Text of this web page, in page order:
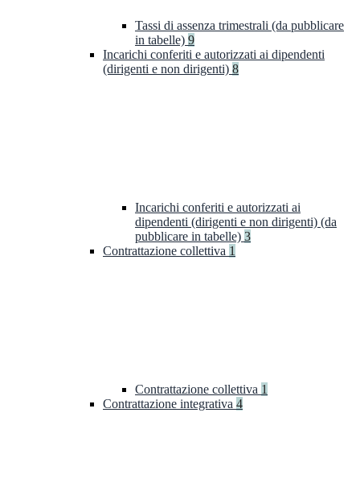
Tassi di assenza trimestrali (da pubblicare
in tabelle) 9
Incarichi conferiti e autorizzati ai dipendenti
(dirigenti e non dirigenti) 8
Incarichi conferiti e autorizzati ai
dipendenti (dirigenti e non dirigenti) (da
pubblicare in tabelle) 3
Contrattazione collettiva 1
Contrattazione collettiva 1
Contrattazione integrativa 4